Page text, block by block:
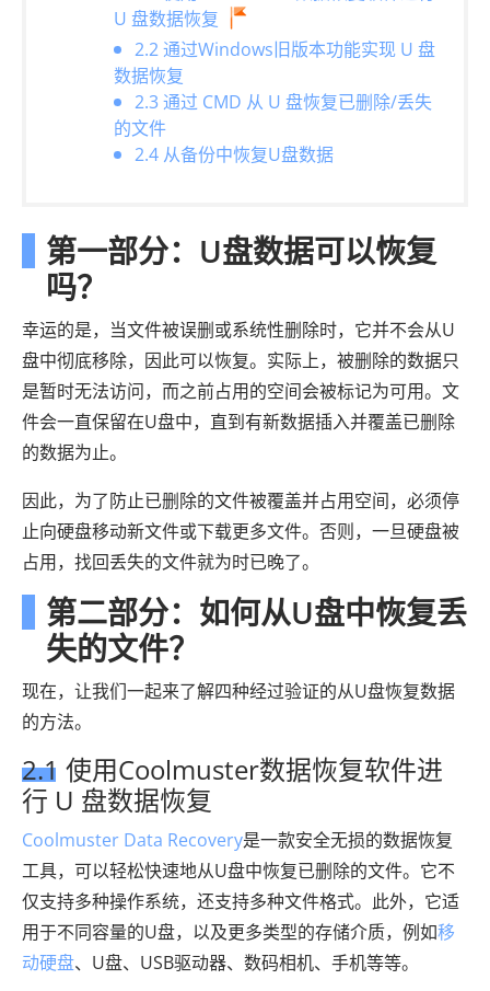
U 盘数据恢复
2.2 通过Windows旧版本功能实现 U 盘
数据恢复
2.3 通过 CMD 从 U 盘恢复已删除/丢失
的文件
2.4 从备份中恢复U盘数据
第一部分：U盘数据可以恢复
吗？
幸运的是，当文件被误删或系统性删除时，它并不会从U
盘中彻底移除，因此可以恢复。实际上，被删除的数据只
是暂时无法访问，而之前占用的空间会被标记为可用。文
件会一直保留在U盘中，直到有新数据插入并覆盖已删除
的数据为止。
因此，为了防止已删除的文件被覆盖并占用空间，必须停
止向硬盘移动新文件或下载更多文件。否则，一旦硬盘被
占用，找回丢失的文件就为时已晚了。
第二部分：如何从U盘中恢复丢
失的文件？
现在，让我们一起来了解四种经过验证的从U盘恢复数据
的方法。
2.1 使用Coolmuster数据恢复软件进
行 U 盘数据恢复
Coolmuster Data Recovery是一款安全无损的数据恢复
工具，可以轻松快速地从U盘中恢复已删除的文件。它不
仅支持多种操作系统，还支持多种文件格式。此外，它适
用于不同容量的U盘，以及更多类型的存储介质，例如移
动硬盘、U盘、USB驱动器、数码相机、手机等等。